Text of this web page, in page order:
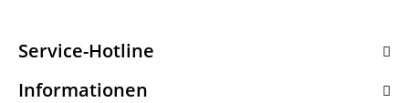
Service-Hotline
Informationen